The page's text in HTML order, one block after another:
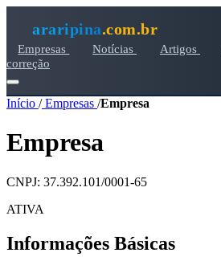
araripina.com.br
Empresas Notícias Artigos
correção
Início /Empresas /Empresa
Empresa
CNPJ: 37.392.101/0001-65
ATIVA
Informações Básicas